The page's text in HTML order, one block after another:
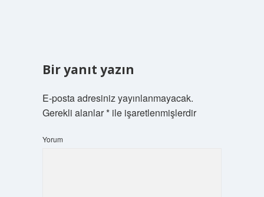
Bir yanıt yazın
E-posta adresiniz yayınlanmayacak.
Gerekli alanlar*ile işaretlenmişlerdir
Yorum